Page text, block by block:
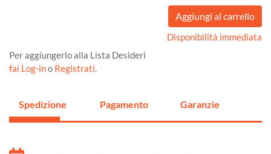
Disponibilità immediata
Per aggiungerlo alla Lista Desideri
fai Log-ino Registrati.
Spedizione Pagamento Garanzie